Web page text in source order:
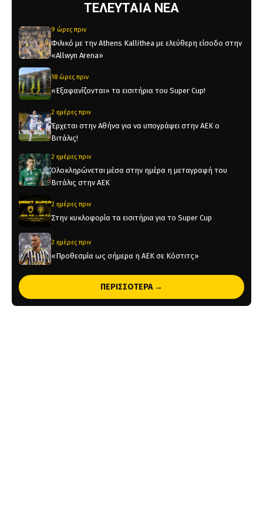
ΤΕΛΕΥΤΑΙΑ ΝΕΑ
9 ώρες πριν
Φιλικό με την Athens Kallithea με ελεύθερη είσοδο στην
«Allwyn Arena»
18 ώρες πριν
«Εξαφανίζονται» τα εισιτήρια του Super Cup!
2 ημέρες πριν
Έρχεται στην Αθήνα για να υπογράψει στην ΑΕΚ ο
Βιτάλις!
2 ημέρες πριν
Ολοκληρώνεται μέσα στην ημέρα η μεταγραφή του
Βιτάλις στην ΑΕΚ
2 ημέρες πριν
Στην κυκλοφορία τα εισιτήρια για το Super Cup
2 ημέρες πριν
«Προθεσμία ως σήμερα η ΑΕΚ σε Κόστιτς»
2 ημέρες πριν
Ορίστηκαν οι αγώνες της ΑΕΚ για τα πλέι οφ του
ΠΕΡΙΣΣΟΤΕΡΑ →